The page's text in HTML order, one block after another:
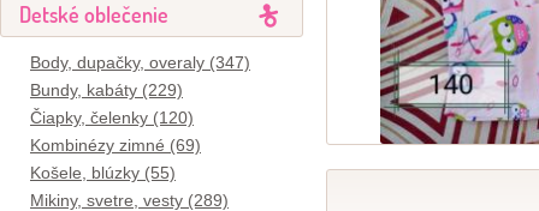
Detské oblečenie
Body, dupačky, overaly (347)
Bundy, kabáty (229)
Čiapky, čelenky (120)
Kombinézy zimné (69)
Košele, blúzky (55)
Mikiny, svetre, vesty (289)